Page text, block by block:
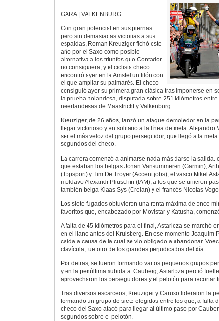
GARA | VALKENBURG
Con gran potencial en sus piernas,
pero sin demasiadas victorias a sus
espaldas, Roman Kreuziger fichó este
año por el Saxo como posible
alternativa a los triunfos que Contador
no consiguiera, y el ciclista checo
encontró ayer en la Amstel un filón con
el que ampliar su palmarés. El checo
consiguió ayer su primera gran clásica tras imponerse en
la prueba holandesa, disputada sobre 251 kilómetros
neerlandesas de Maastricht y Valkenburg.
Kreuziger, de 26 años, lanzó un ataque demoledor en la
llegar victorioso y en solitario a la línea de meta. Alejandro
ser el más veloz del grupo perseguidor, que llegó a la
segundos del checo.
La carrera comenzó a animarse nada más darse la salida,
que estaban los belgas Johan Vansummeren (Garmin),
(Topsport) y Tim De Troyer (Accent.jobs), el vasco Mikel
moldavo Alexandr Pliuschin (IAM), a los que se unieron
también belga Klaas Sys (Crelan) y el francés Nicolas
Los siete fugados obtuvieron una renta máxima de once
favoritos que, encabezado por Movistar y Katusha,
A falta de 45 kilómetros para el final, Astarloza se marchó
en el llano antes del Kruisberg. En ese momento Joaquim
caída a causa de la cual se vio obligado a abandonar.
clavícula, fue otro de los grandes perjudicados del día.
Por detrás, se fueron formando varios pequeños grupos
y en la penúltima subida al Cauberg, Astarloza perdió
aprovecharon los perseguidores y el pelotón para recortar
Tras diversos escarceos, Kreuziger y Caruso lideraron la
formando un grupo de siete elegidos entre los que, a falta
checo del Saxo atacó para llegar al último paso por
segundos sobre el pelotón.